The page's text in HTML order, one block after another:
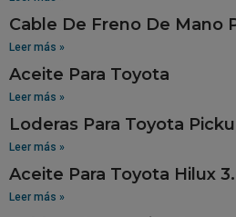
Cable De Freno De Mano
Leer más »
Aceite Para Toyota
Leer más »
Loderas Para Toyota
Leer más »
Aceite Para Toyota Hilux
Leer más »